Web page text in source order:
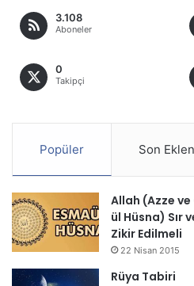
3.108
Aboneler
0
Takipçi
Popüler Son
Allah (Azze
ül Hüsna) Sır
Zikir Edilmeli
22 Nisan 2015
Rüya Tabiri